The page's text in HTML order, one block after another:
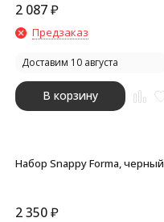
2 087₽
Предзаказ
Доставим 10 августа
В корзину
Набор Snappy Forma, черный
2 350₽